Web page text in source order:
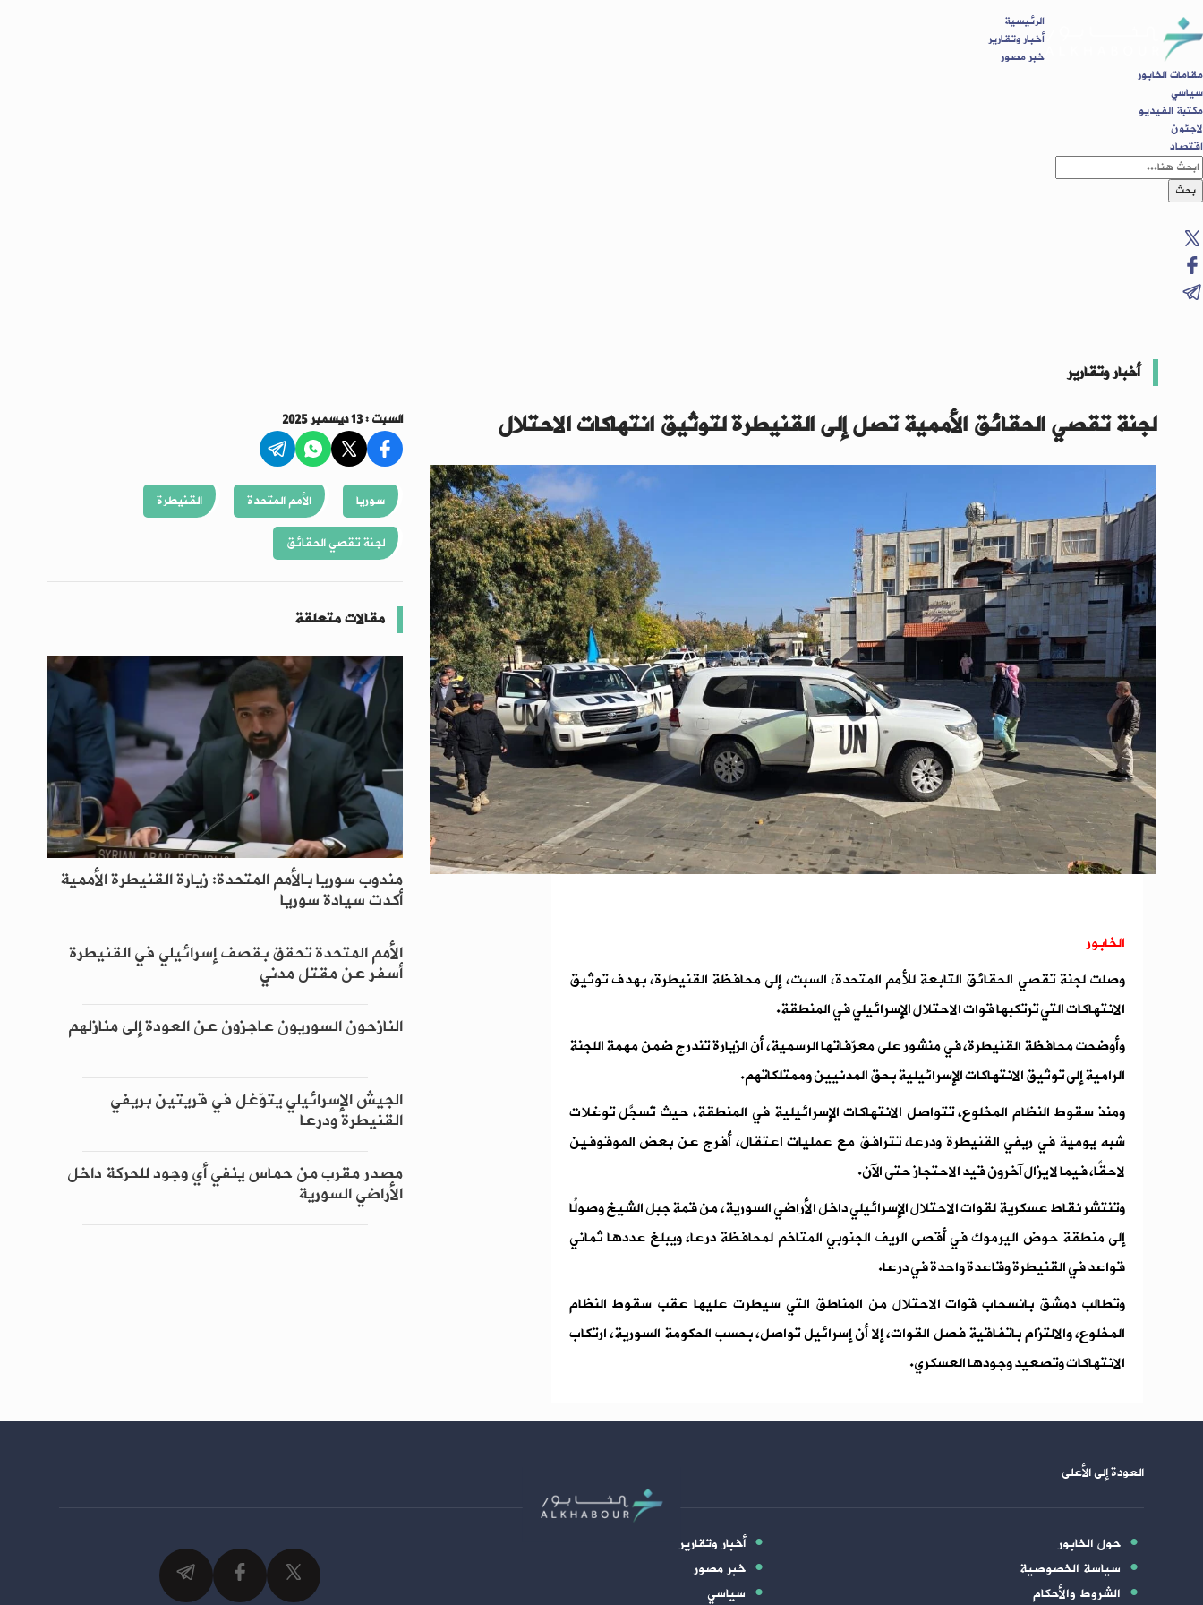
الرئيسية
أخبار وتقارير
خبر مصور
مقامات الخابور
سياسي
مكتبة الفيديو
لاجئون
اقتصاد
بحث
أخبار وتقارير
لجنة تقصي الحقائق الأممية تصل إلى القنيطرة لتوثيق انتهاكات الاحتلال
الخابور
وصلت لجنة تقصي الحقائق التابعة للأمم المتحدة، السبت، إلى محافظة القنيطرة، بهدف توثيق
الانتهاكات التي ترتكبها قوات الاحتلال الإسرائيلي في المنطقة.
وأوضحت محافظة القنيطرة، في منشور على معرّفاتها الرسمية، أن الزيارة تندرج ضمن مهمة اللجنة
الرامية إلى توثيق الانتهاكات الإسرائيلية بحق المدنيين وممتلكاتهم.
ومنذ سقوط النظام المخلوع، تتواصل الانتهاكات الإسرائيلية في المنطقة، حيث تُسجَّل توغلات
شبه يومية في ريفي القنيطرة ودرعا، تترافق مع عمليات اعتقال، أُفرج عن بعض الموقوفين
لاحقًا، فيما لا يزال آخرون قيد الاحتجاز حتى الآن.
وتنتشر نقاط عسكرية لقوات الاحتلال الإسرائيلي داخل الأراضي السورية، من قمة جبل الشيخ وصولًا
إلى منطقة حوض اليرموك في أقصى الريف الجنوبي المتاخم لمحافظة درعا، ويبلغ عددها ثماني
قواعد في القنيطرة وقاعدة واحدة في درعا.
وتطالب دمشق بانسحاب قوات الاحتلال من المناطق التي سيطرت عليها عقب سقوط النظام
المخلوع، والالتزام باتفاقية فصل القوات، إلا أن إسرائيل تواصل، بحسب الحكومة السورية، ارتكاب
الانتهاكات وتصعيد وجودها العسكري.
السبت : 13 ديسمبر 2025
سوريا الأمم المتحدة
القنيطرة
لجنة تقصي الحقائق
مقالات متعلقة
مندوب سوريا بالأمم المتحدة: زيارة القنيطرة الأممية
أكدت سيادة سوريا
الأمم المتحدة تحقق بقصف إسرائيلي في القنيطرة
أسفر عن مقتل مدني
النازحون السوريون عاجزون عن العودة إلى منازلهم
الجيش الإسرائيلي يتوّغل في قريتين بريفي
القنيطرة ودرعا
مصدر مقرب من حماس ينفي أي وجود للحركة داخل
الأراضي السورية
العودة إلى الأعلى
حول الخابور
سياسة الخصوصية
الشروط والأحكام
أخبار وتقارير
خبر مصور
سياسي